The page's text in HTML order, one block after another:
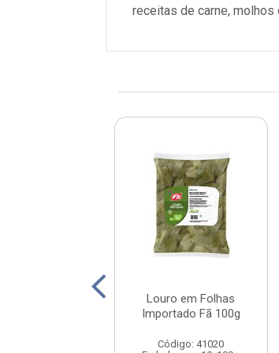
receitas de carne,
Louro em Folhas
Importado Fã 100g
Código: 41020